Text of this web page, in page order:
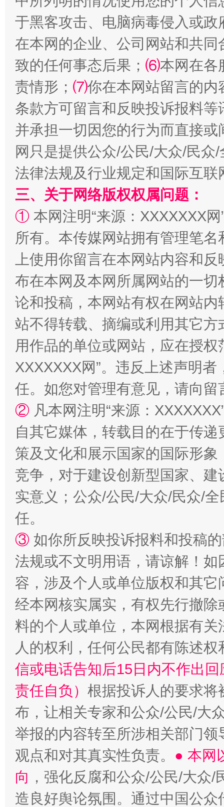
全民健身五年计划来了！等你上场
国家大学科技园优化重塑工作
扯下公款旅游的“隐身衣” 如何以
“蜀中异人”王建安的艺术幻境
于黑客攻击、电脑病毒侵入或
在本网的企业、公司网站和共
致的任何事态后果； ⑹本网在各
责情形； ⑺你在本网站留言的内
条款方可留言和反映投诉报料
并承担一切因您的行为而直接
网只是提供公众/公民/大众/民
法律法规及行业规定和国际互
三、关于网络版权权属问题：
① 本网注明“来源：XXXXXXX
所有。本传媒网站拥有管理笔
上使用你留言在本网站内容和
布在本网及本网所属网站的一
论和投稿，本网站有权在网站
站不得转载、摘编或利用其它
用作品的单位或网站，应在授
XXXXXXX网”。违反上述声明
任。如您对管理有意见，请向
② 凡本网注明“来源：
自其它媒体，转载目的在于传
策及文化和展示国家的国际形
竞争，对于建设创新型国家、
实意义；公众/公民/大众/民众/
任。
③ 如你所反映投诉报料和投稿
法规或不文明用语，请谅解！
容，涉及个人或单位版权和其它
经本网核实属实，有权先行撤
料的个人或单位，本网根据有
人的权利，任何公民都有陈述
信或电话告知后15日内不作出
责任自负） 根据投诉人的要求将
布，让相关专家和公众/公民/大
举报的内容转至所涉相关部门
观点和对其真实性负责。 ● 本网
向 ，强化反腐和公众/公民/大众
造良好舆论氛围。通过中国公